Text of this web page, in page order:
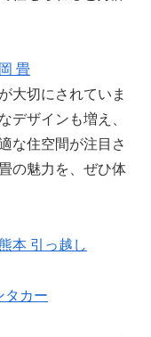
畳
大切にされていま
デザインも増え、
な住空間が注目さ
の魅力を、ぜひ体
本 引っ越し
タカー